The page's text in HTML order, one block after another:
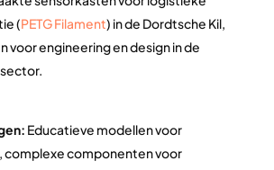
(PETG Filament) in de Dordtsche Kil,
voor engineering en design in de
Educatieve modellen voor
complexe componenten voor